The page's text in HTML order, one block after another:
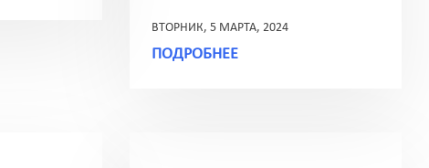
ВТОРНИК, 5 МАРТА, 2024
ПОДРОБНЕЕ